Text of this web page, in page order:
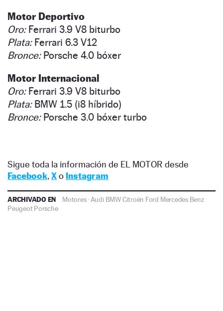
Motor Deportivo
Oro:Ferrari 3.9 V8 biturbo
Plata:Ferrari 6.3 V12
Bronce:Porsche 4.0 bóxer
Motor Internacional
Oro:Ferrari 3.9 V8 biturbo
Plata:BMW 1.5 (i8 híbrido)
Bronce:Porsche 3.0 bóxer turbo
Sigue toda la información de EL MOTOR desde
Facebook, Xo Instagram
ARCHIVADO EN Motores· Audi BMWCitroën Ford Mercedes Benz
Peugeot Porsche